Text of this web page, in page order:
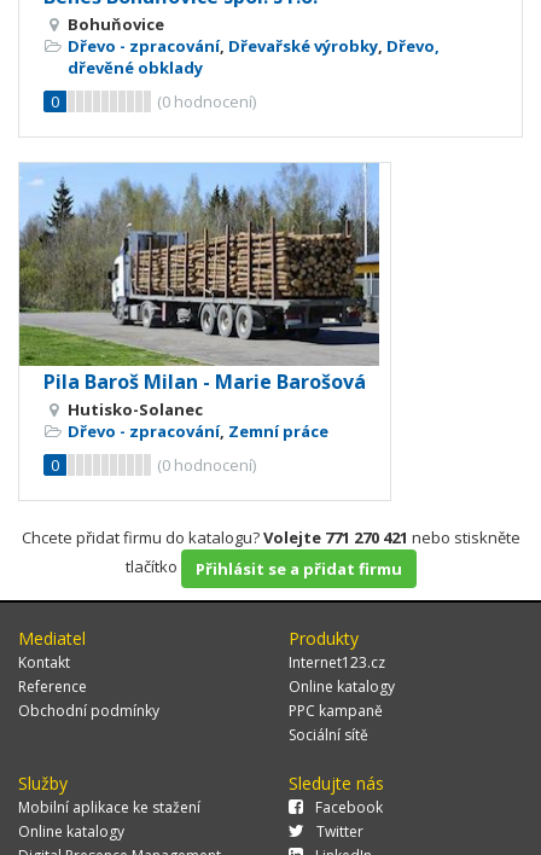
Bohuňovice
Dřevo - zpracování, Dřevařské výrobky, Dřevo,
dřevěné obklady
0
(0 hodnocení)
Pila Baroš Milan - Marie Barošová
Hutisko-Solanec
Dřevo - zpracování, Zemní práce
0
(0 hodnocení)
Chcete přidat firmu do katalogu?Volejte 771 270 421 nebo stiskněte
tlačítko
Přihlásit se a přidat firmu
Mediatel
Kontakt
Reference
Obchodní podmínky
Produkty
Internet123.cz
Online katalogy
PPC kampaně
Sociální sítě
Služby
Mobilní aplikace ke stažení
Online katalogy
Sledujte nás
Facebook
Twitter